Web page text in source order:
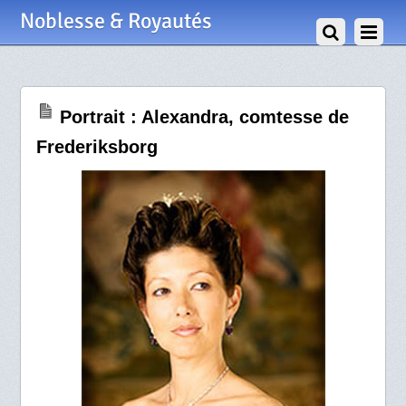
Noblesse & Royautés
Portrait : Alexandra, comtesse de
Frederiksborg